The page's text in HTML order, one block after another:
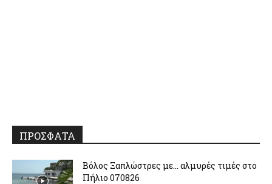
ΠΡΟΣΦΑΤΑ
Βόλος Ξαπλώστρες με… αλμυρές τιμές στο
Πήλιο 070826